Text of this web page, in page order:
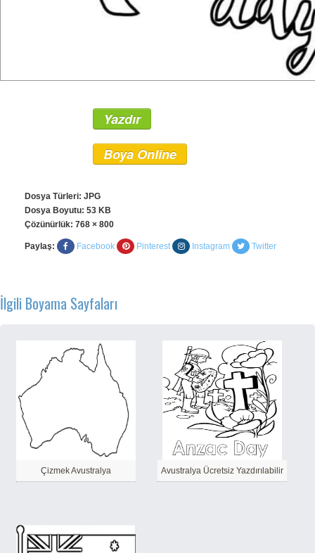
Yazdır
Boya Online
Dosya Türleri: JPG
Dosya Boyutu: 53 KB
Çözünürlük: 768 × 800
Paylaş: Facebook Pinterest Instagram Twitter
İlgili Boyama Sayfaları
Çizmek Avustralya Avustralya Ücretsiz Yazdırılabilir